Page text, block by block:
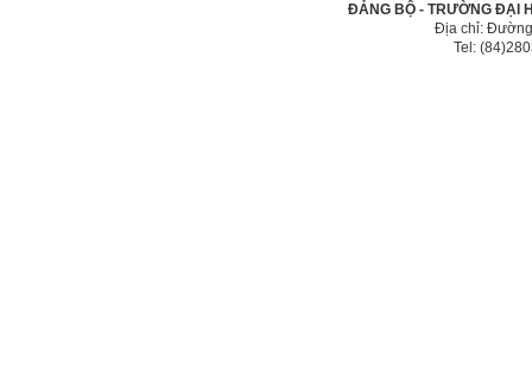
ĐẢNG BỘ - TRƯỜNG ĐẠI
Địa chỉ:
Tel: